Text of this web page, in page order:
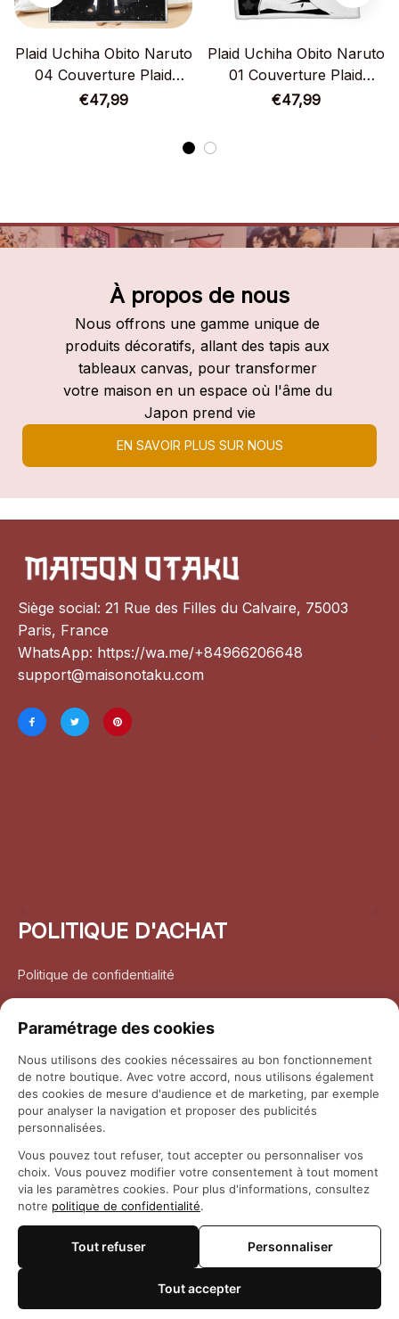
Plaid Uchiha Obito Naruto
04 Couverture Plaid
Polaire Plaid Canapé
€47,99
Plaid Uchiha Obito Naruto
01 Couverture Plaid
Polaire Plaid Canapé
€47,99
À propos de nous
Nous offrons une gamme unique de
produits décoratifs, allant des tapis aux
tableaux canvas, pour transformer
votre maison en un espace où l'âme du
Japon prend vie
EN SAVOIR PLUS SUR NOUS
Siège social: 21 Rue des Filles du Calvaire, 75003
Paris, France
WhatsApp: https://wa.me/+84966206648
support@maisonotaku.com
POLITIQUE D'ACHAT
Politique de confidentialité
Politique de retour et remboursement
Coordonnées
Questions fréquemment posées
© 2026 Maison Otaku
Paramétrage des cookies
Nous utilisons des cookies nécessaires au bon fonctionnement
de notre boutique. Avec votre accord, nous utilisons également
des cookies de mesure d'audience et de marketing, par exemple
pour analyser la navigation et proposer des publicités
personnalisées.
Vous pouvez tout refuser, tout accepter ou personnaliser vos
choix. Vous pouvez modifier votre consentement à tout moment
via les paramètres cookies. Pour plus d'informations, consultez
notre politique de confidentialité.
Tout refuser Personnaliser
Tout accepter